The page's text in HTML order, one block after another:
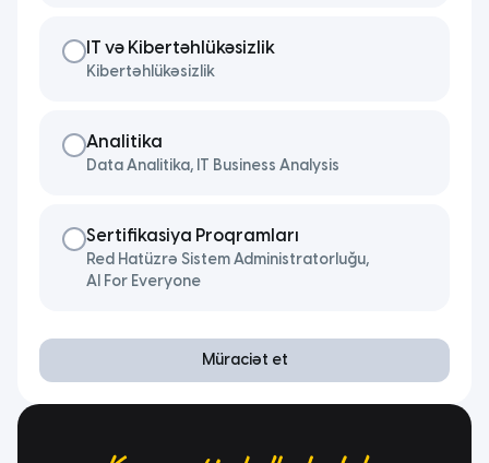
IT və Kibertəhlükəsizlik
Kibertəhlükəsizlik
Analitika
Data Analitika, IT Business Analysis
Sertifikasiya Proqramları
Red Hatüzrə Sistem Administratorluğu,
AI For Everyone
Müraciət et